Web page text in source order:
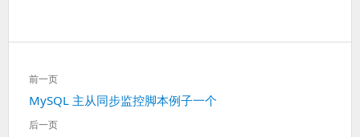
文
章
导
航
前一页
上
一
MySQL 主从同步监控脚本例子一个
后一页